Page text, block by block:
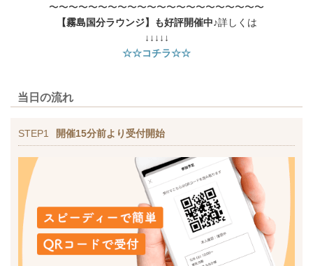
〜〜〜〜〜〜〜〜〜〜〜〜〜〜〜〜〜〜〜〜〜〜
【霧島国分ラウンジ】も好評開催中♪詳しくは
↓↓↓↓↓
☆☆コチラ☆☆
当日の流れ
STEP1 開催15分前より受付開始